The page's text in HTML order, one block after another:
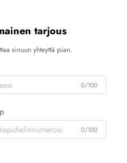
tarjous
sinuun yhteyttä pian.
0/100
0/100